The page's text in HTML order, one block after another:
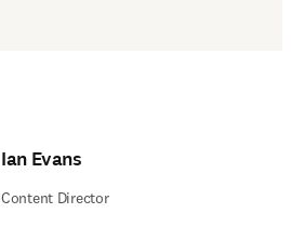
Ian Evans
Content Director